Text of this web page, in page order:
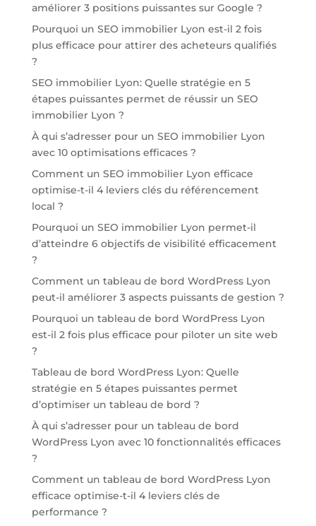
améliorer 3 positions puissantes sur Google ?
Pourquoi un SEO immobilier Lyon est-il 2 fois
plus efficace pour attirer des acheteurs qualifiés
?
SEO immobilier Lyon: Quelle stratégie en 5
étapes puissantes permet de réussir un SEO
immobilier Lyon ?
À qui s’adresser pour un SEO immobilier Lyon
avec 10 optimisations efficaces ?
Comment un SEO immobilier Lyon efficace
optimise-t-il 4 leviers clés du référencement
local ?
Pourquoi un SEO immobilier Lyon permet-il
d’atteindre 6 objectifs de visibilité efficacement
?
Comment un tableau de bord WordPress Lyon
peut-il améliorer 3 aspects puissants de gestion ?
Pourquoi un tableau de bord WordPress Lyon
est-il 2 fois plus efficace pour piloter un site web
?
Tableau de bord WordPress Lyon: Quelle
stratégie en 5 étapes puissantes permet
d’optimiser un tableau de bord ?
À qui s’adresser pour un tableau de bord
WordPress Lyon avec 10 fonctionnalités efficaces
?
Comment un tableau de bord WordPress Lyon
efficace optimise-t-il 4 leviers clés de
performance ?